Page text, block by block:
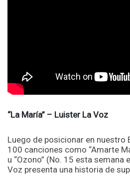
“La María” – Luister La Voz
Luego de posicionar en nuestro
100 canciones como “Amarte
u “Ozono” (No. 15 esta semana
Voz presenta una historia de